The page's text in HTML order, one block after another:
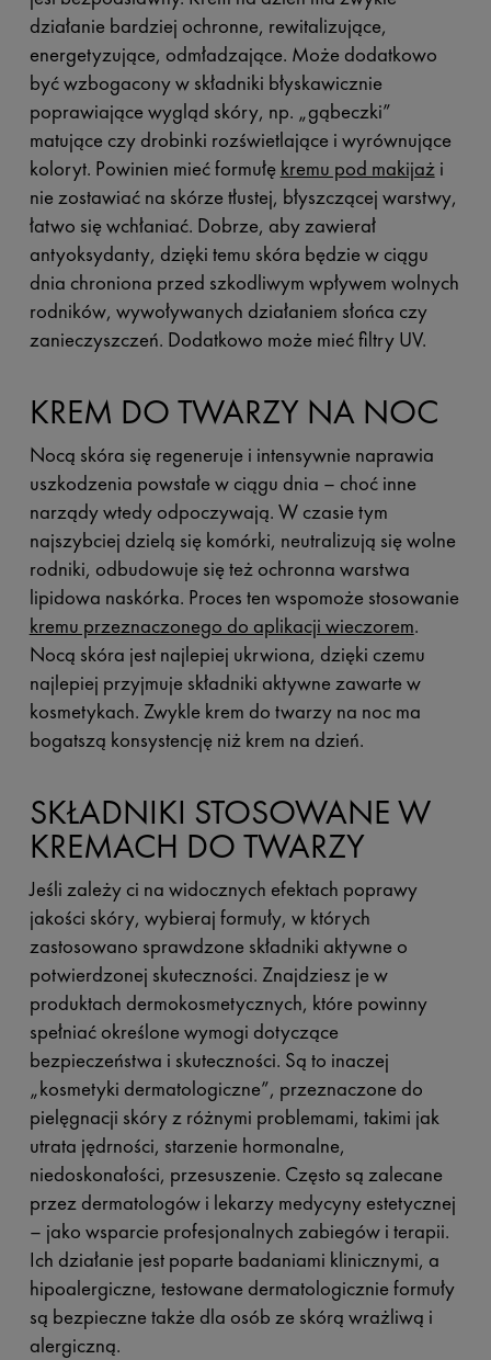
działanie bardziej ochronne, rewitalizujące,
energetyzujące, odmładzające. Może dodatkowo
być wzbogacony w składniki błyskawicznie
poprawiające wygląd skóry, np. „gąbeczki”
matujące czy drobinki rozświetlające i wyrównujące
koloryt. Powinien mieć formułę kremu pod makijażi
nie zostawiać na skórze tłustej, błyszczącej warstwy,
łatwo się wchłaniać. Dobrze, aby zawierał
antyoksydanty, dzięki temu skóra będzie w ciągu
dnia chroniona przed szkodliwym wpływem wolnych
rodników, wywoływanych działaniem słońca czy
zanieczyszczeń. Dodatkowo może mieć filtry UV.
KREM DO TWARZY NA NOC
Nocą skóra się regeneruje i intensywnie naprawia
uszkodzenia powstałe w ciągu dnia – choć inne
narządy wtedy odpoczywają. W czasie tym
najszybciej dzielą się komórki, neutralizują się wolne
rodniki, odbudowuje się też ochronna warstwa
lipidowa naskórka. Proces ten wspomoże stosowanie
kremu przeznaczonego do aplikacji wieczorem.
Nocą skóra jest najlepiej ukrwiona, dzięki czemu
najlepiej przyjmuje składniki aktywne zawarte w
kosmetykach. Zwykle krem do twarzy na noc ma
bogatszą konsystencję niż krem na dzień.
SKŁADNIKI STOSOWANE W
KREMACH DO TWARZY
Jeśli zależy ci na widocznych efektach poprawy
jakości skóry, wybieraj formuły, w których
zastosowano sprawdzone składniki aktywne o
potwierdzonej skuteczności. Znajdziesz je w
produktach dermokosmetycznych, które powinny
spełniać określone wymogi dotyczące
bezpieczeństwa i skuteczności. Są to inaczej
„kosmetyki dermatologiczne”, przeznaczone do
pielęgnacji skóry z różnymi problemami, takimi jak
utrata jędrności, starzenie hormonalne,
niedoskonałości, przesuszenie. Często są zalecane
przez dermatologów i lekarzy medycyny estetycznej
– jako wsparcie profesjonalnych zabiegów i terapii.
Ich działanie jest poparte badaniami klinicznymi, a
hipoalergiczne, testowane dermatologicznie formuły
są bezpieczne także dla osób ze skórą wrażliwą i
alergiczną.